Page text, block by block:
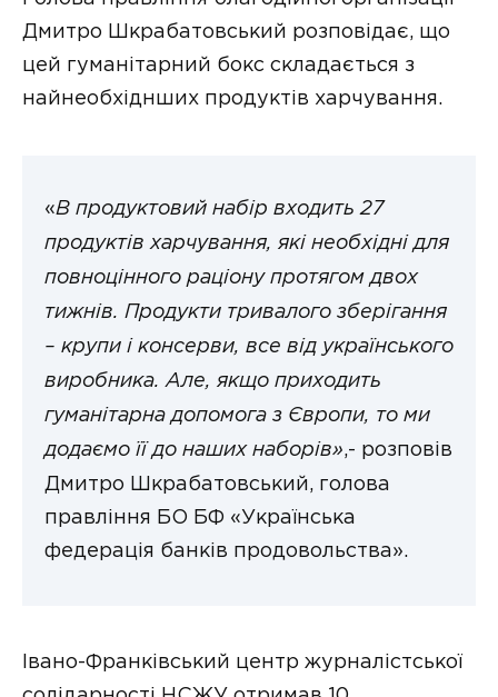
Дмитро Шкрабатовський розповідає, що
цей гуманітарний бокс складається з
найнеобхіднших продуктів харчування.
«В продуктовий набір входить 27
продуктів харчування, які необхідні для
повноцінного раціону протягом двох
тижнів. Продукти тривалого зберігання
– крупи і консерви, все від українського
виробника. Але, якщо приходить
гуманітарна допомога з Європи, то ми
додаємо її до наших наборів»,- розповів
Дмитро Шкрабатовський, голова
правління БО БФ «Українська
федерація банків продовольства».
Івано-Франківський центр журналістської